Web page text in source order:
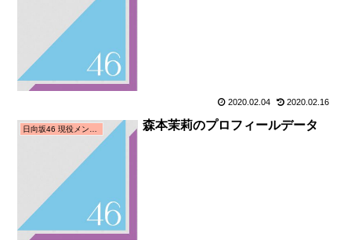
2020.02.04 2020.02.16
森本茉莉のプロフィールデータ